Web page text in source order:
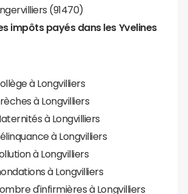
(91470)
impôts payés dans les Yvelines
à Longvilliers
à Longvilliers
à Longvilliers
à Longvilliers
à Longvilliers
à Longvilliers
d'infirmières à Longvilliers